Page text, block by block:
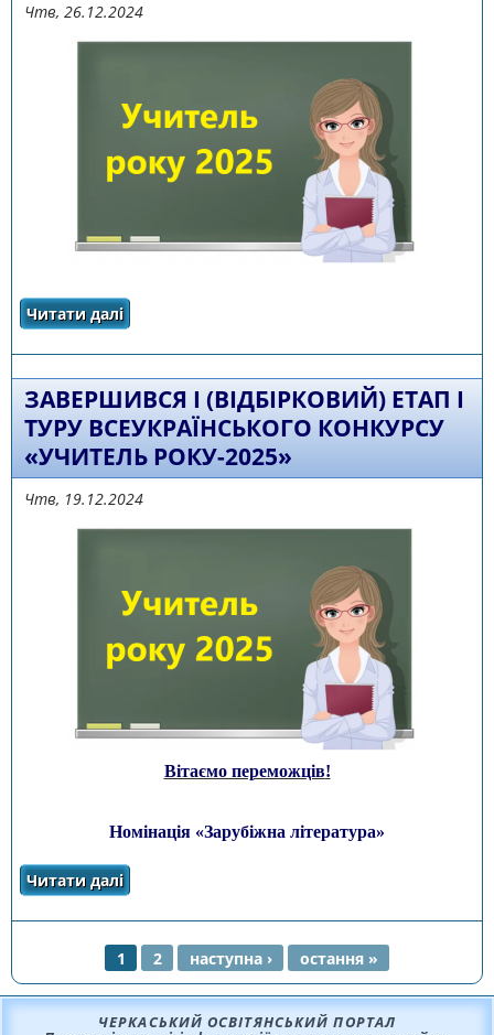
Чтв, 26.12.2024
Читати далі
року-2025»
ЗАВЕРШИВСЯ І (ВІДБІРКОВИЙ) ЕТАП І
ТУРУ ВСЕУКРАЇНСЬКОГО КОНКУРСУ
«УЧИТЕЛЬ РОКУ-2025»
Чтв, 19.12.2024
Вітаємо переможців!
Номінація «Зарубіжна література»
Читати далі
року-2025»
СТОРІНКИ
1 2 наступна › остання »
ЧЕРКАСЬКИЙ ОСВІТЯНСЬКИЙ ПОРТАЛ